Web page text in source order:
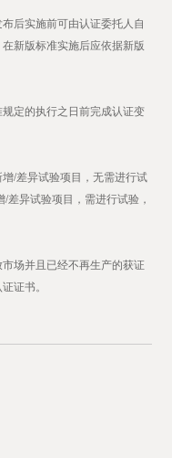
后实施前可由认证委托人自
新版标准实施后应依据新版
定的执行之日前完成认证变
/差异试验项目，无需进行试
差异试验项目，需进行试验，
场并且已经不再生产的获证
证书。